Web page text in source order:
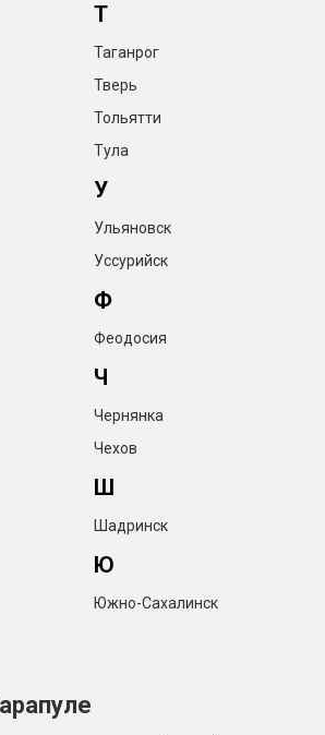
Т
Таганрог
Тверь
Тольятти
Тула
У
Ульяновск
Уссурийск
Ф
Феодосия
Ч
Чернянка
Чехов
Ш
Шадринск
Ю
Южно-Сахалинск